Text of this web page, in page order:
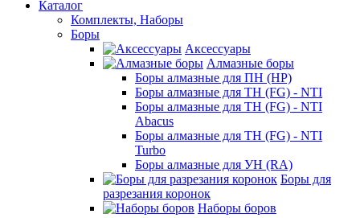
Каталог
Комплекты, Наборы
Боры
Аксессуары
Алмазные боры
Боры алмазные для ПН (HP)
Боры алмазные для ТН (FG) - NTI
Боры алмазные для ТН (FG) - NTI
Abacus
Боры алмазные для ТН (FG) - NTI
Turbo
Боры алмазные для УН (RA)
Боры для
разрезания коронок
Наборы боров